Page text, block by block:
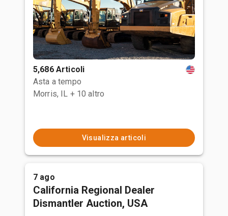
5,686 Articoli
Asta a tempo
Morris, IL + 10 altro
Visualizza articoli
7 ago
California Regional Dealer
Dismantler Auction, USA